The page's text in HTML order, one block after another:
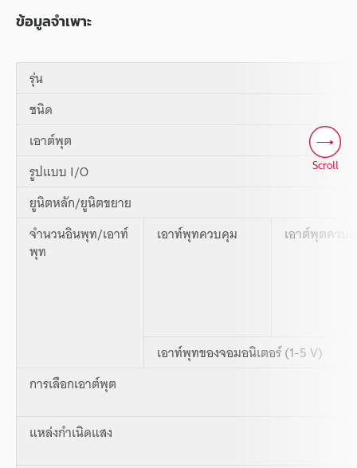
ข้อมูลจำเพาะ
รุ่น
ชนิด
เอาต์พุต
รูปแบบ I/O
ยูนิตหลัก/ยูนิตขยาย
จำนวนอินพุท/เอาท์
พุท
เอาท์พุทควบคุม เอาต์พุตควบ
เอาท์พุทของจอมอนิเตอร์ (1-5 V)
การเลือกเอาต์พุต
แหล่งกำเนิดแสง
Scroll